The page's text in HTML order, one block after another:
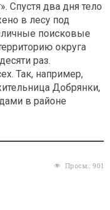
Спустя два дня тело
в лесу под
поисковые
округа
раз.
Так, например,
Добрянки,
в районе
Просм.: 901